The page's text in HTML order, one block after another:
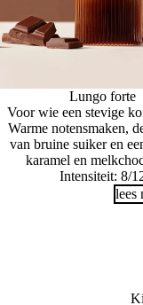
Lungo forte
Voor wie een stevige
Warme notensmaken,
van bruine suiker en
karamel en
Intensiteit: 8/
lees